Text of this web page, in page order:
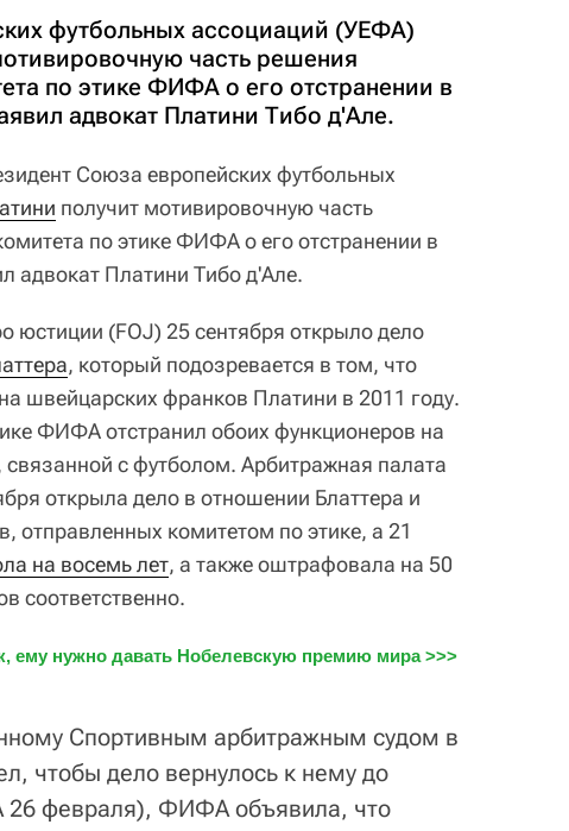
футбольных ассоциаций (УЕФА)
часть решения
по этике ФИФА о его отстранении в
адвокат Платини Тибо д'Але.
Союза европейских футбольных
получит мотивировочную часть
по этике ФИФА о его отстранении в
адвокат Платини Тибо д'Але.
юстиции (FOJ) 25 сентября открыло дело
, который подозревается в том, что
швейцарских франков Платини в 2011 году.
ФИФА отстранил обоих функционеров на
связанной с футболом. Арбитражная палата
открыла дело в отношении Блаттера и
отправленных комитетом по этике, а 21
на восемь лет, а также оштрафовала на 50
соответственно.
ему нужно давать Нобелевскую премию мира >>>
Спортивным арбитражным судом в
чтобы дело вернулось к нему до
февраля), ФИФА объявила, что